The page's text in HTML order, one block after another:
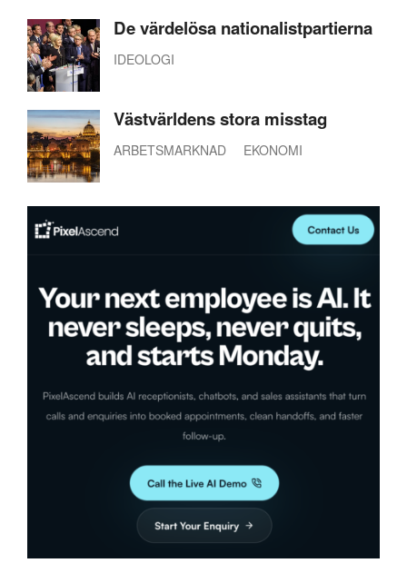
De värdelösa nationalistpartierna
IDEOLOGI
Västvärldens stora misstag
ARBETSMARKNAD EKONOMI